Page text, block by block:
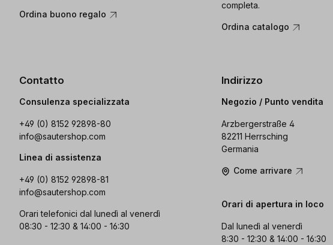
Ordina buono regalo
completa.
Ordina catalogo
Contatto
Consulenza specializzata
+49 (0) 8152 92898-80
info@sautershop.com
Linea di assistenza
+49 (0) 8152 92898-81
info@sautershop.com
Orari telefonici dal lunedì al venerdì
08:30 - 12:30 & 14:00 - 16:30
Indirizzo
Negozio / Punto vendita
Arzbergerstraße 4
82211 Herrsching
Germania
Come arrivare
Orari di apertura in loco
Dal lunedì al venerdì
8:30 - 12:30 & 14:00 - 16:30